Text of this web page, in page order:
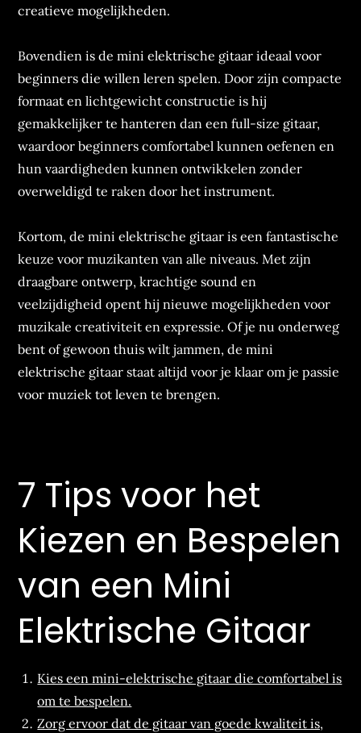
creatieve mogelijkheden.
Bovendien is de mini elektrische gitaar ideaal voor
beginners die willen leren spelen. Door zijn compacte
formaat en lichtgewicht constructie is hij
gemakkelijker te hanteren dan een full-size gitaar,
waardoor beginners comfortabel kunnen oefenen en
hun vaardigheden kunnen ontwikkelen zonder
overweldigd te raken door het instrument.
Kortom, de mini elektrische gitaar is een fantastische
keuze voor muzikanten van alle niveaus. Met zijn
draagbare ontwerp, krachtige sound en
veelzijdigheid opent hij nieuwe mogelijkheden voor
muzikale creativiteit en expressie. Of je nu onderweg
bent of gewoon thuis wilt jammen, de mini
elektrische gitaar staat altijd voor je klaar om je passie
voor muziek tot leven te brengen.
7 Tips voor het
Kiezen en Bespelen
van een Mini
Elektrische Gitaar
Kies een mini-elektrische gitaar die comfortabel is
om te bespelen.
Zorg ervoor dat de gitaar van goede kwaliteit is,